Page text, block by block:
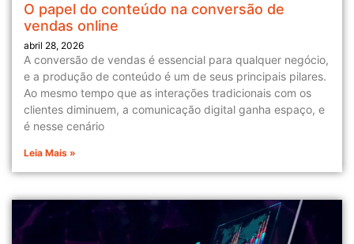
O papel do conteúdo na conversão de
vendas online
abril 28, 2026
A conversão de vendas é essencial para qualquer negócio,
e a produção de conteúdo é um de seus principais pilares.
Ao mesmo tempo que as interações tradicionais com os
clientes diminuem, a comunicação digital ganha espaço, e
é nesse cenário
Leia Mais »